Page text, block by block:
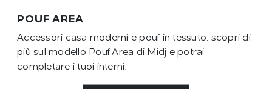
POUF AREA
Accessori casa moderni e pouf in tessuto: scopri di
più sul modello Pouf Area di Midj e potrai
completare i tuoi interni.